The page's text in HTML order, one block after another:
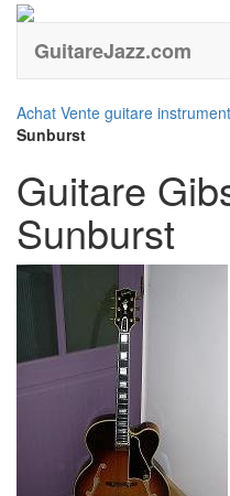
GuitareJazz.com
Achat Vente guitare
Sunburst
Guitare
Sunburst